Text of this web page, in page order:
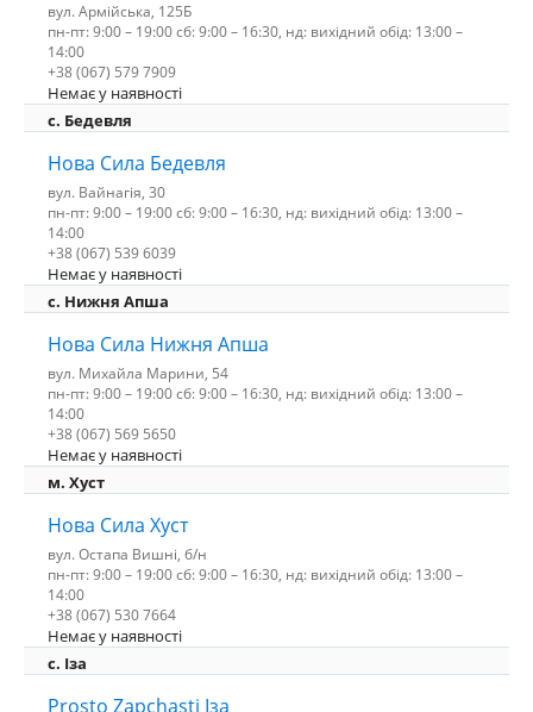
вул. Армійська, 125Б
пн-пт: 9:00 – 19:00 сб: 9:00 – 16:30, нд: вихідний обід: 13:00 –
14:00
+38 (067) 579 7909
Немає у наявності
c. Бедевля
Нова Сила Бедевля
вул. Вайнагія, 30
пн-пт: 9:00 – 19:00 сб: 9:00 – 16:30, нд: вихідний обід: 13:00 –
14:00
+38 (067) 539 6039
Немає у наявності
с. Нижня Апша
Нова Сила Нижня Апша
вул. Михайла Марини, 54
пн-пт: 9:00 – 19:00 сб: 9:00 – 16:30, нд: вихідний обід: 13:00 –
14:00
+38 (067) 569 5650
Немає у наявності
м. Хуст
Нова Сила Хуст
вул. Остапа Вишні, б/н
пн-пт: 9:00 – 19:00 сб: 9:00 – 16:30, нд: вихідний обід: 13:00 –
14:00
+38 (067) 530 7664
Немає у наявності
c. Іза
Prosto Zapchasti Іза